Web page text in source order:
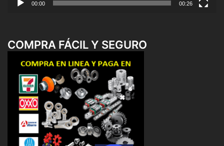
00:00 00:26
COMPRA FÁCIL Y SEGURO